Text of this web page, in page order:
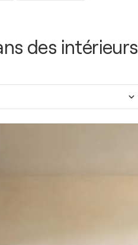
des intérieurs